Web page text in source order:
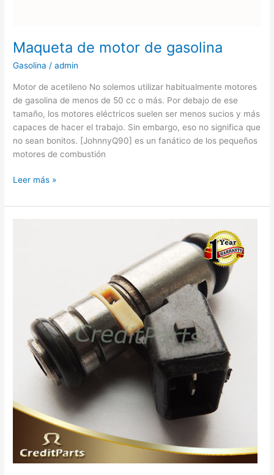
Maqueta de motor de gasolina
Gasolina /admin
Motor de acetileno No solemos utilizar habitualmente motores
de gasolina de menos de 50 cc o más. Por debajo de ese
tamaño, los motores eléctricos suelen ser menos sucios y más
capaces de hacer el trabajo. Sin embargo, eso no significa que
no sean bonitos. [JohnnyQ90] es un fanático de los pequeños
motores de combustión
Maqueta
motor
Leer más »